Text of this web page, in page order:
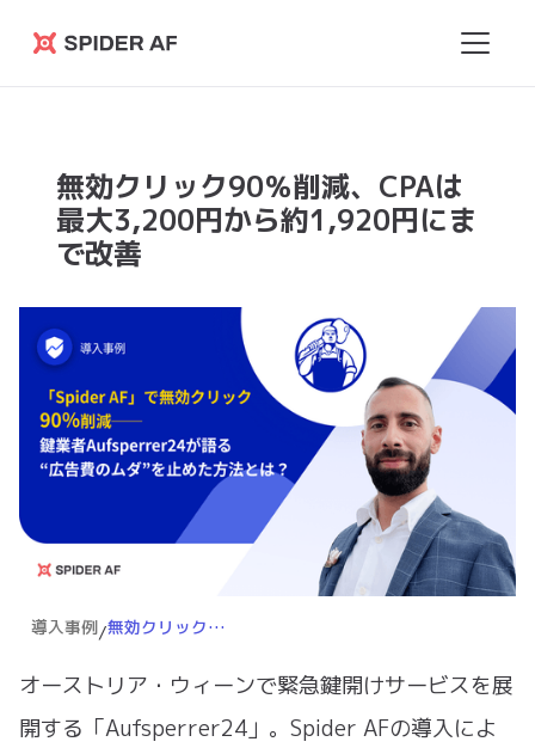
Spider
無効クリック90％削減、CPAは
最大3,200円から約1,920円にま
で改善
導入事例/ 無効クリック90％削減、CPAは最大3,200円から約1,920円にまで改善
オーストリア・ウィーンで緊急鍵開けサービスを展
開する「Aufsperrer24」。Spider AFの導入によ